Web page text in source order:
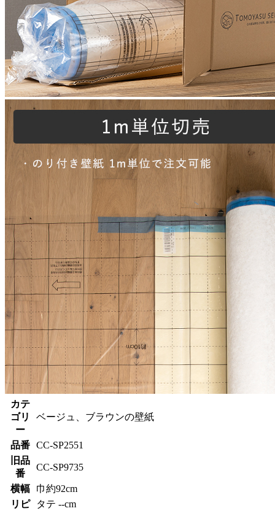
カテ
ゴリ
ー
ベージュ、ブラウンの壁紙
品番 CC-SP2551
旧品
番
CC-SP9735
横幅
巾約92cm
リピ
タテ --cm